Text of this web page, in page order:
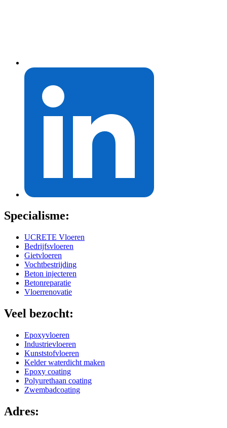
Specialisme:
UCRETE Vloeren
Bedrijfsvloeren
Gietvloeren
Vochtbestrijding
Beton injecteren
Betonreparatie
Vloerrenovatie
Veel bezocht:
Epoxyvloeren
Industrievloeren
Kunststofvloeren
Kelder waterdicht maken
Epoxy coating
Polyurethaan coating
Zwembadcoating
Adres: